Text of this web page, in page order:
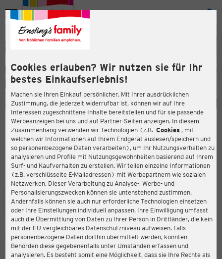
Cookies erlauben? Wir nutzen sie für Ihr
bestes Einkaufserlebnis!
Machen sie Ihren Einkauf persönlicher. Mit Ihrer ausdrücklichen
Zustimmung, die jederzeit widerrufbar ist, können wir auf Ihre
Interessen zugeschnittene Inhalte bereitstellen und für sie passende
Werbeanzeigen bei uns und auf Partner-Seiten anzeigen. In diesem
Zusammenhang verwenden wir Technologien (z.B. Cookies , mit
welchen wir Informationen auf Ihrem Endgerät auslesen/speichern und
so personenbezogene Daten verarbeiten), um Ihr Nutzungsverhalten zu
analysieren und Profile mit Nutzungsgewohnheiten basierend auf Ihrem
Surf- und Kaufverhalten zu erstellen. Wir teilen einzelne Informationen
(z.B. verschlüsselte E-Mailadressen) mit Werbepartnern wie sozialen
Netzwerken. Dieser Verarbeitung zu Analyse-, Werbe- und
Personalisierungszwecken können sie untenstehend zustimmen.
Andernfalls können sie auch nur erforderliche Technologien einsetzen
oder Ihre Einstellungen individuell anpassen. Ihre Einwilligung umfasst
auch die Übermittlung von Daten zu Ihrer Person in Drittländer, die kein
mit der EU vergleichbares Datenschutzniveau aufweisen. Falls
personenbezogene Daten dorthin übermittelt werden, könnten
Behörden diese gegebenenfalls unter Umständen erfassen und
analysieren. Es besteht somit eine Möglichkeit, dass sie Ihre Rechte als
Menü
ERNSTING'S FAMILY FILIALE
Wickeder Hellweg 111
44319 Dortmund
4,3
Bewertung:
STANDORT SERVICES SORTIMENT AKTIONEN
Ernsting's family
Wickeder Hellweg 111, 44319 Dortmund